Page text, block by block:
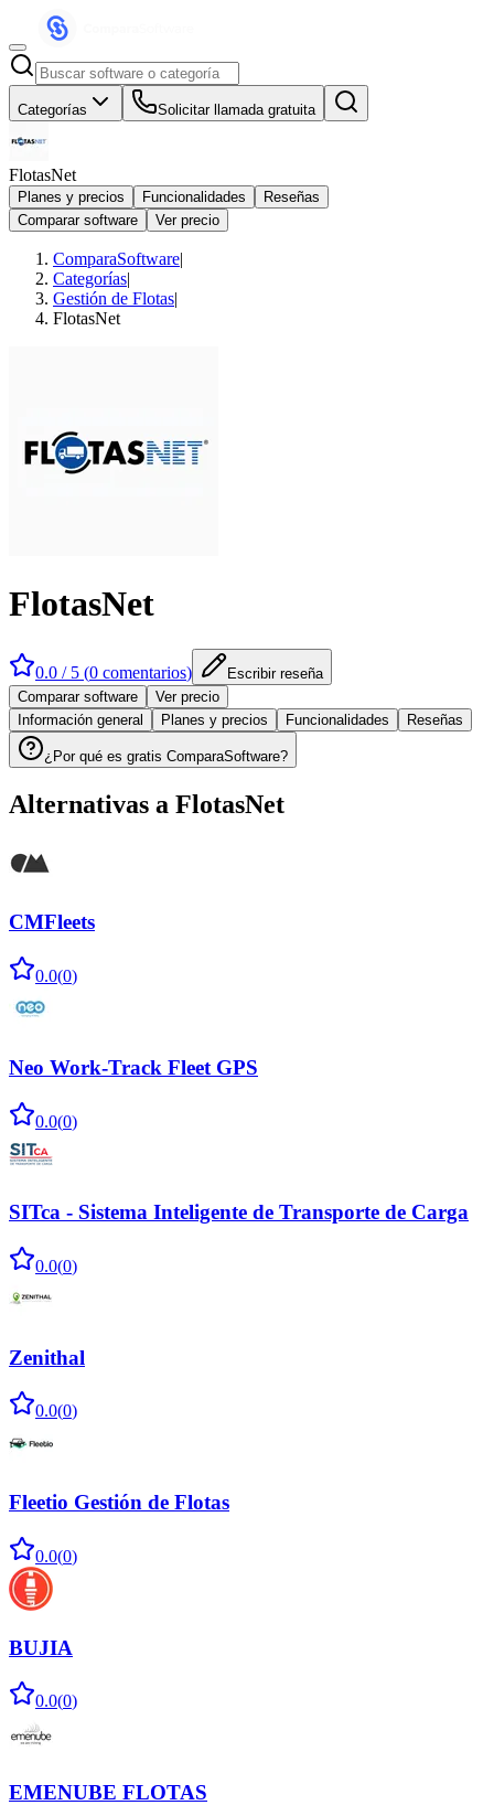
Categorías Solicitar llamada gratuita
FlotasNet
Planes y precios Funcionalidades
Reseñas
Comparar software
Ver precio
ComparaSoftware|
Categorías|
Gestión de Flotas|
FlotasNet
FlotasNet
0.0 / 5 (0 comentarios)
Escribir reseña
Comparar software
Ver precio
Información general
Planes y precios Funcionalidades Reseñas
¿Por qué es gratis ComparaSoftware?
Alternativas a FlotasNet
CMFleets
0.0(0)
Neo Work-Track Fleet GPS
0.0(0)
SITca - Sistema Inteligente de Transporte de Carga
0.0(0)
Zenithal
0.0(0)
Fleetio Gestión de Flotas
0.0(0)
BUJIA
0.0(0)
EMENUBE FLOTAS